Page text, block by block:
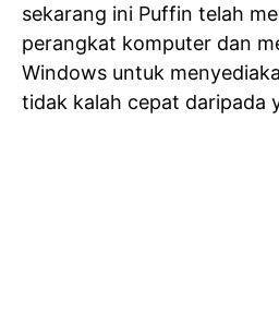
sekarang ini Puffin telah
perangkat komputer dan
Windows untuk
tidak kalah cepat daripada